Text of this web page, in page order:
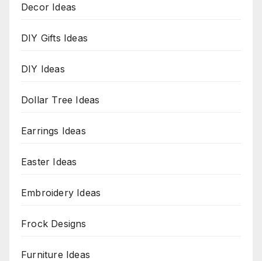
Decor Ideas
DIY Gifts Ideas
DIY Ideas
Dollar Tree Ideas
Earrings Ideas
Easter Ideas
Embroidery Ideas
Frock Designs
Furniture Ideas